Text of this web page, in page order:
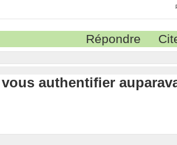
Répondre
authentifier